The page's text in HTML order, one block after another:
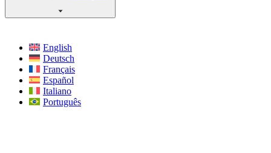
English
Deutsch
Français
Español
Italiano
Português